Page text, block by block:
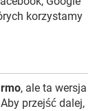
korzystamy
, ale ta wersja
przejść dalej,